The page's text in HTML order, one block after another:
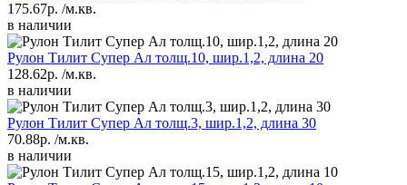
175.67р. /м.кв.
в наличии
Рулон Тилит Супер Ал толщ.10, шир.1,2, длина 20
128.62р. /м.кв.
в наличии
Рулон Тилит Супер Ал толщ.3, шир.1,2, длина 30
70.88р. /м.кв.
в наличии